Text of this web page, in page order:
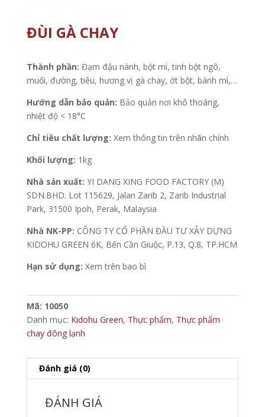
ĐÙI GÀ CHAY
Thành phần: Đạm đậu nành, bột mì, tinh bột ngô,
muối, đường, tiêu, hương vị gà chay, ớt bột, bánh mì,…
Hướng dẫn bảo quản: Bảo quản nơi khô thoáng,
nhiệt độ < 18°C
Chỉ tiêu chất lượng: Xem thông tin trên nhãn chính
Khối lượng: 1kg
Nhà sản xuất: YI DANG XING FOOD FACTORY (M)
SDN.BHD. Lot 115629, Jalan Zarib 2, Zarib Industrial
Park, 31500 Ipoh, Perak, Malaysia
Nhà NK-PP: CÔNG TY CỔ PHẦN ĐẦU TƯ XÂY DỰNG
KIDOHU GREEN 6K, Bến Cần Giuộc, P.13, Q.8, TP.HCM
Hạn sử dụng: Xem trên bao bì
Mã: 10050
Danh mục: Kidohu Green, Thực phẩm, Thực phẩm
chay đông lạnh
Đánh giá (0)
ĐÁNH GIÁ